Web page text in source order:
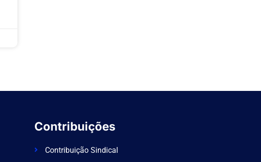
Contribuições
Contribuição Sindical